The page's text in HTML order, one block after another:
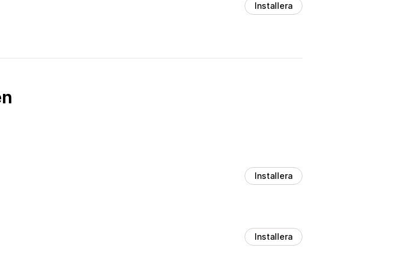
Installera
Installera
Installera